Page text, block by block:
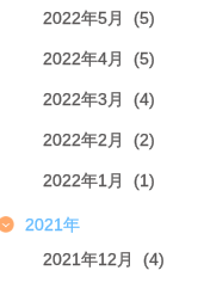
2022年5月 (5)
2022年4月 (5)
2022年3月 (4)
2022年2月 (2)
2022年1月 (1)
2021年
2021年12月 (4)